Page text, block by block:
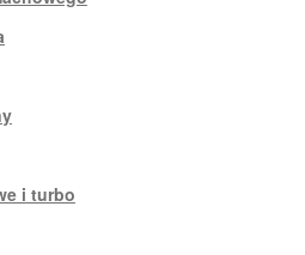
i turbo